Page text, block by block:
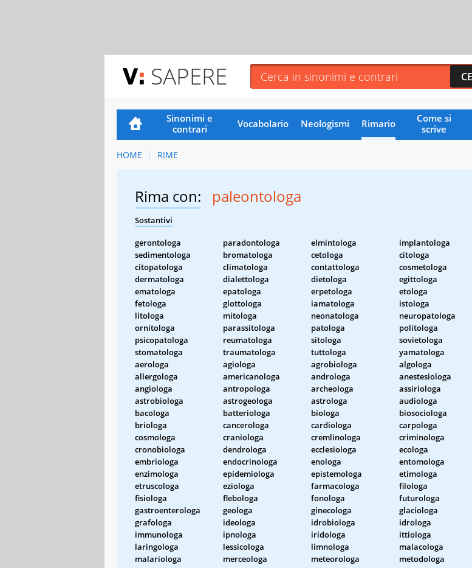
SAPERE
Sinonimi e
contrari
Vocabolario Neologismi Rimario
Come si
scrive
HOME RIME
Rima con: paleontologa
Sostantivi
gerontologa paradontologa elmintologa
implantologa
sedimentologa
bromatologa cetologa
citologa
citopatologa
climatologa contattologa
cosmetologa
dermatologa
dialettologa dietologa
egittologa
ematologa
epatologa erpetologa
etologa
fetologa
glottologa iamatologa
istologa
litologa
mitologa neonatologa
neuropatologa
ornitologa
parassitologa patologa
politologa
psicopatologa
reumatologa sitologa
sovietologa
stomatologa
traumatologa tuttologa
yamatologa
aerologa
agiologa agrobiologa
algologa
allergologa
americanologa androloga
anestesiologa
angiologa
antropologa archeologa
assiriologa
astrobiologa
astrogeologa astrologa
audiologa
bacologa
batteriologa biologa
biosociologa
briologa
cancerologa cardiologa
carpologa
cosmologa
craniologa cremlinologa
criminologa
cronobiologa
dendrologa ecclesiologa
ecologa
embriologa
endocrinologa enologa
entomologa
enzimologa
epidemiologa epistemologa
etimologa
etruscologa
eziologa farmacologa
filologa
fisiologa
flebologa fonologa
futurologa
gastroenterologa
geologa ginecologa
glaciologa
grafologa
ideologa idrobiologa
idrologa
immunologa
ipnologa iridologa
ittiologa
laringologa
lessicologa limnologa
malacologa
malariologa
merceologa meteorologa
metodologa